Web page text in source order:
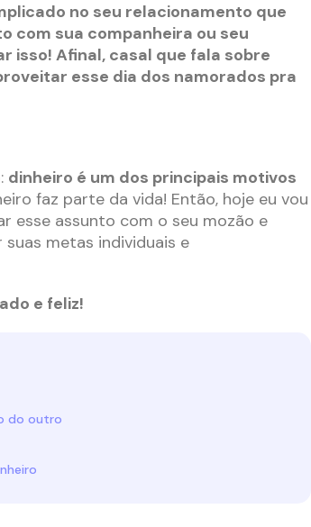
no seu relacionamento que
com sua companheira ou seu
isso! Afinal, casal que fala sobre
esse dia dos namorados pra
dinheiro é um dos principais motivos
faz parte da vida! Então, hoje eu vou
esse assunto com o seu mozão e
metas individuais e
e feliz!
do outro